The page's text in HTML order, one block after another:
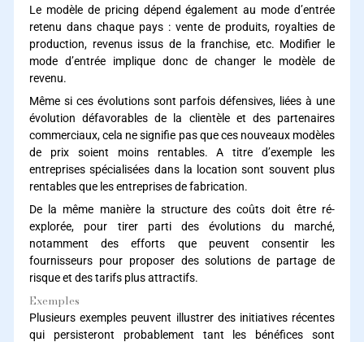
Le modèle de pricing dépend également au mode d’entrée
retenu dans chaque pays : vente de produits, royalties de
production, revenus issus de la franchise, etc. Modifier le
mode d’entrée implique donc de changer le modèle de
revenu.
Même si ces évolutions sont parfois défensives, liées à une
évolution défavorables de la clientèle et des partenaires
commerciaux, cela ne signifie pas que ces nouveaux modèles
de prix soient moins rentables. A titre d’exemple les
entreprises spécialisées dans la location sont souvent plus
rentables que les entreprises de fabrication.
De la même manière la structure des coûts doit être ré-
explorée, pour tirer parti des évolutions du marché,
notamment des efforts que peuvent consentir les
fournisseurs pour proposer des solutions de partage de
risque et des tarifs plus attractifs.
Exemples
Plusieurs exemples peuvent illustrer des initiatives récentes
qui persisteront probablement tant les bénéfices sont